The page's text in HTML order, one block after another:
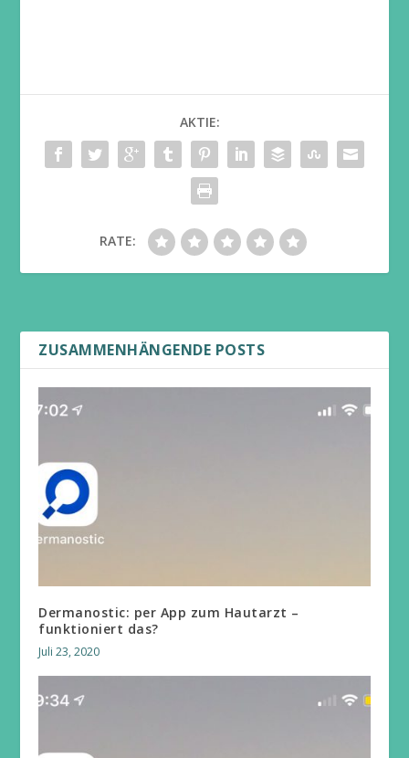
AKTIE:
RATE:
ZUSAMMENHÄNGENDE POSTS
Dermanostic: per App zum Hautarzt –
funktioniert das?
Juli 23, 2020